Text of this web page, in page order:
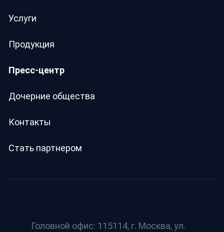
Услуги
Продукция
Пресс-центр
Дочерние общества
Контакты
Стать партнером
Головной офис: 115114, г. Москва, ул.